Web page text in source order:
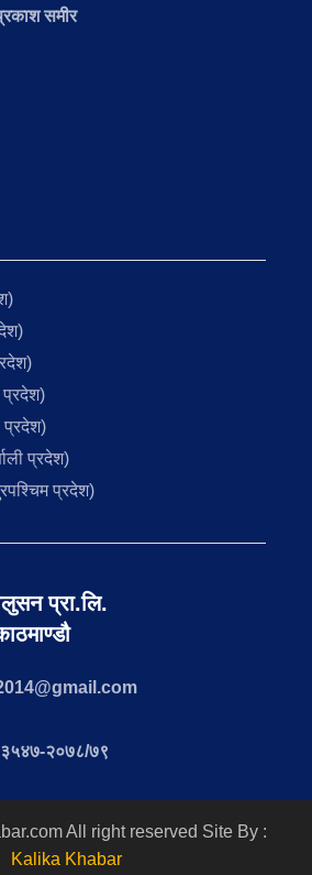
समीर
प्रदेश)
प्रदेश)
प्रदेश)
प्रदेश)
प्रा.लि.
३५४७-२०७८/७९
All right reserved Site By :
Kalika Khabar